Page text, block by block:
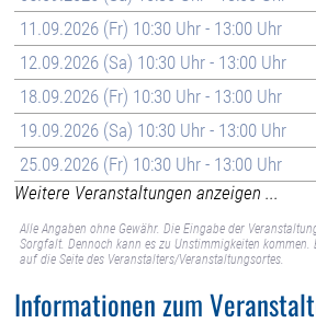
11.09.2026 (Fr) 10:30 Uhr - 13:00 Uhr
12.09.2026 (Sa) 10:30 Uhr - 13:00 Uhr
18.09.2026 (Fr) 10:30 Uhr - 13:00 Uhr
19.09.2026 (Sa) 10:30 Uhr - 13:00 Uhr
25.09.2026 (Fr) 10:30 Uhr - 13:00 Uhr
Weitere Veranstaltungen anzeigen ...
Alle Angaben ohne Gewähr. Die Eingabe der
Sorgfalt. Dennoch kann es zu Unstimmigkeiten kommen.
auf die Seite des Veranstalters/Veranstaltungsortes.
Informationen zum